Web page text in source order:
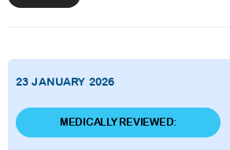
23 JANUARY 2026
MEDICALLY REVIEWED: